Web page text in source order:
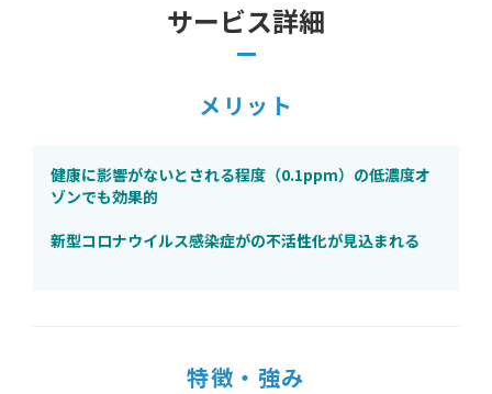
サービス詳細
メリット
健康に影響がないとされる程度（0.1ppm）の低濃度オ
ゾンでも効果的
新型コロナウイルス感染症がの不活性化が見込まれる
特徴・強み